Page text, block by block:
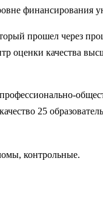
финансирования
прошел через
оценки качества
25
контрольные.